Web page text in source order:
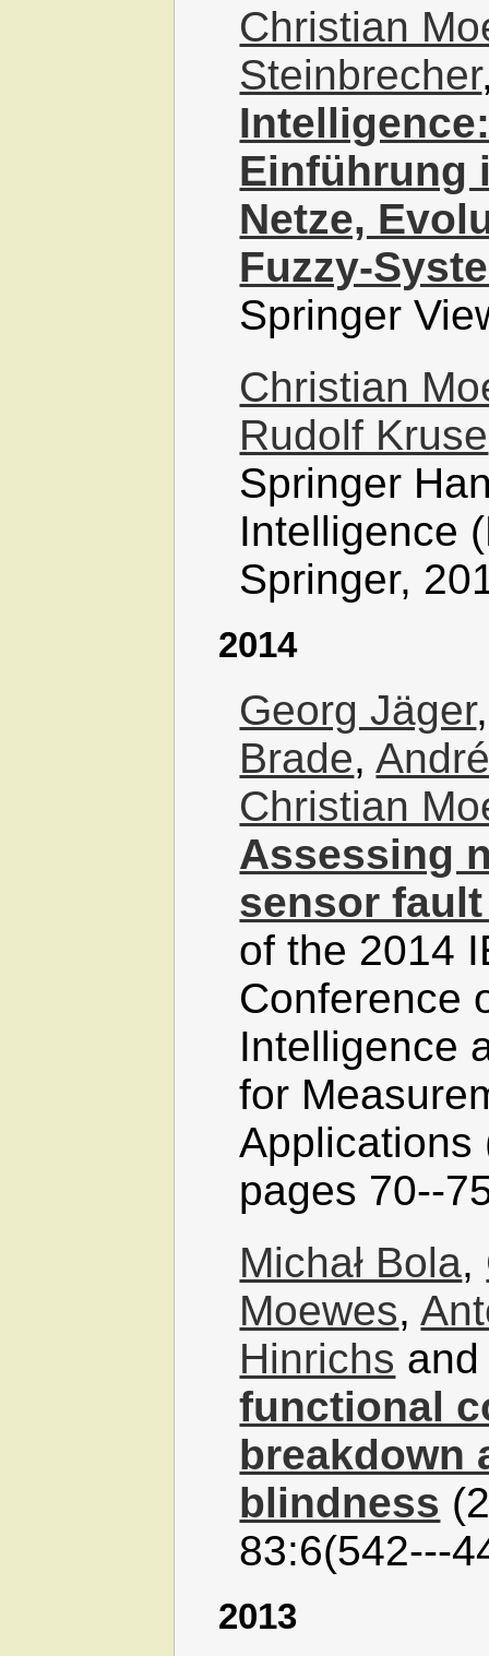
Christian
Steinbrecher
Einführung
Netze,
Fuzzy-
Springer
Christian
Rudolf Kruse
Springer
Intelligence
Springer,
2014
Georg Jäger
Brade,
Christian
Assessing
sensor
of the 2014
Conference
Intelligence
for
Applications
pages 70--
Michał Bola,
Moewes,
Hinrichs
functional
breakdown
blindness
83:6(542---
2013